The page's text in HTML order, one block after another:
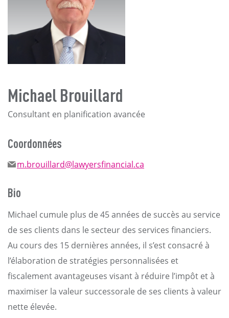
Michael Brouillard
Consultant en planification avancée
Coordonnées
m.brouillard@lawyersfinancial.ca
Bio
Michael cumule plus de 45 années de succès au service
de ses clients dans le secteur des services financiers.
Au cours des 15 dernières années, il s’est consacré à
l’élaboration de stratégies personnalisées et
fiscalement avantageuses visant à réduire l’impôt et à
maximiser la valeur successorale de ses clients à valeur
nette élevée.